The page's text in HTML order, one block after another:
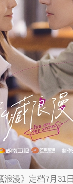
浪漫》定档7月31日